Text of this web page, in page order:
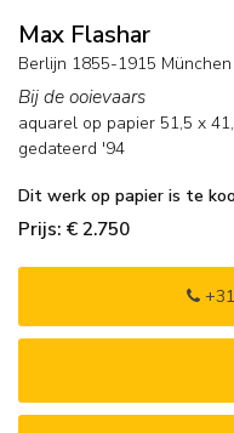
Max Flashar
Berlijn 1855-1915 München
Bij de ooievaars
aquarel op papier 51,5 x
gedateerd '94
Dit werk op papier is te
Prijs: € 2.750